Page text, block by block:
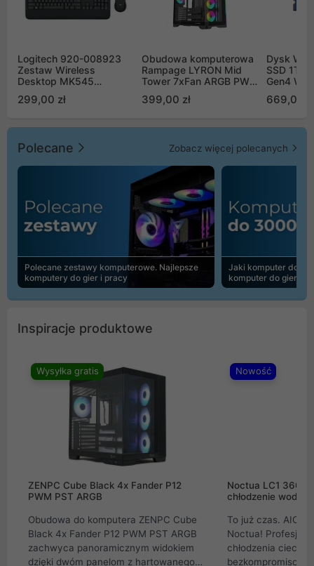
Logitech 920-008923
Zestaw Wireless
Desktop MK545
299,00 zł
Obudowa komputerowa
Rampage LYRON Mid
Tower 7xFan ARGB PWM
399,00 zł
Dysk WD
SSD 1TB
Gen4
669,00
Polecane Zobacz więcej polecanych
Polecane zestawy komputerowe. Najlepsze
komputery do gier i pracy
Jaki komputer do
komputer do gier |
Inspiracje produktowe
Wysyłka gratis
ZENPC Cube Black 4x Fander P12
PWM PST ARGB
Obudowa do komputera ZENPC Cube
Black 4x Fander P12 PWM PST ARGB
zachwyca panoramicznym widokiem
dzięki dwóm panelom z hartowanego
Nowość
Noctua LC1
chłodzenie wodne
To już czas. AIO
Noctua!
chłodzenia cieczą